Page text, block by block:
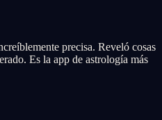
precisa. Reveló cosas
Es la app de astrología más